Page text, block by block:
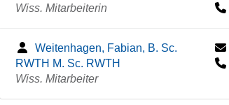
Wiss. Mitarbeiterin
Weitenhagen, Fabian, B. Sc.
RWTH M. Sc. RWTH
Wiss. Mitarbeiter